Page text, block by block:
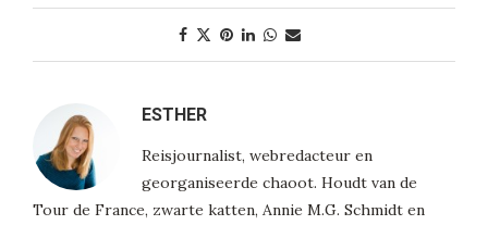
ESTHER
Reisjournalist, webredacteur en
georganiseerde chaoot. Houdt van de
Tour de France, zwarte katten, Annie M.G. Schmidt en